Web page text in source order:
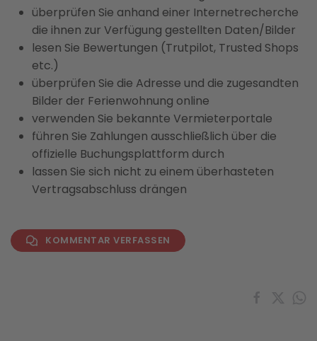
überprüfen Sie anhand einer Internetrecherche
die ihnen zur Verfügung gestellten Daten/Bilder
lesen Sie Bewertungen (Trutpilot, Trusted Shops
etc.)
überprüfen Sie die Adresse und die zugesandten
Bilder der Ferienwohnung online
verwenden Sie bekannte Vermieterportale
führen Sie Zahlungen ausschließlich über die
offizielle Buchungsplattform durch
lassen Sie sich nicht zu einem überhasteten
Vertragsabschluss drängen
KOMMENTAR VERFASSEN